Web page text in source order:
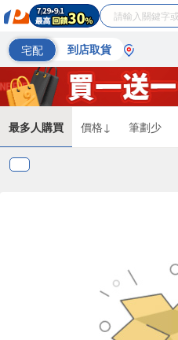
宅配 到店取貨
最多人購買 價格↓ 筆劃少